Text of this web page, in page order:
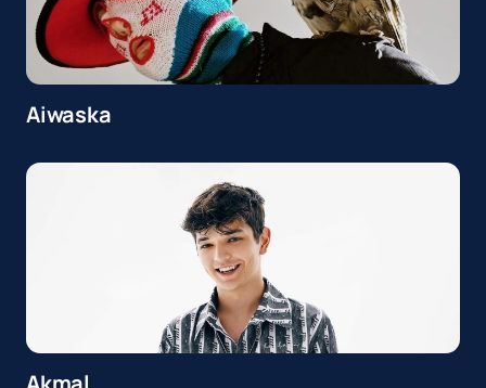
Aiwaska